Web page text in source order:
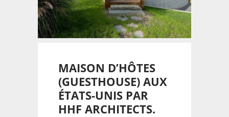
MAISON D’HÔTES
(GUESTHOUSE) AUX
ÉTATS-UNIS PAR
HHF ARCHITECTS.